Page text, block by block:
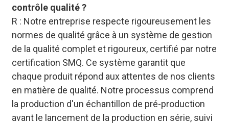
contrôle qualité ?
R : Notre entreprise respecte rigoureusement les
normes de qualité grâce à un système de gestion
de la qualité complet et rigoureux, certifié par notre
certification SMQ. Ce système garantit que
chaque produit répond aux attentes de nos clients
en matière de qualité. Notre processus comprend
la production d'un échantillon de pré-production
avant le lancement de la production en série, suivi